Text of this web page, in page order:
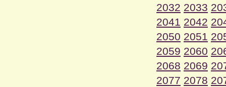
2032 2033
2041 2042
2050 2051
2059 2060
2068 2069
2077 2078